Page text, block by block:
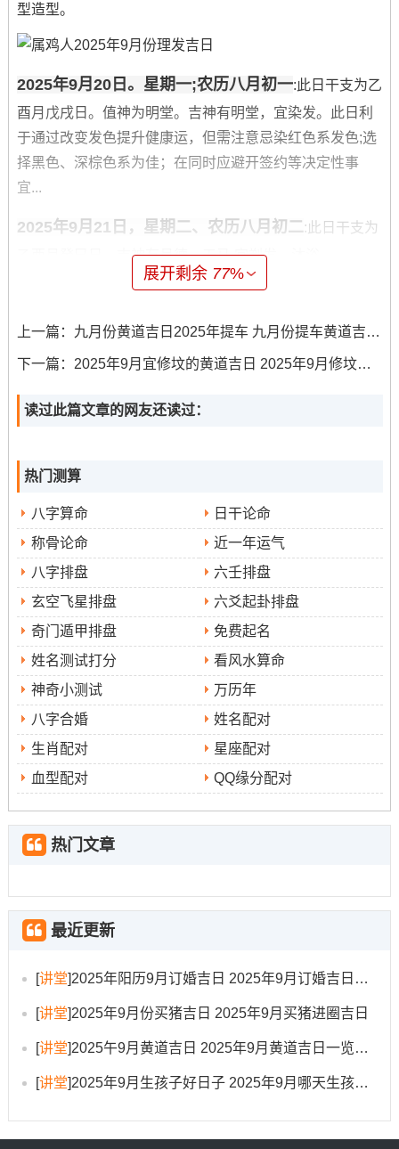
型造型。
2025年9月20日。星期一;农历八月初一:此日干支为乙
酉月戊戌日。值神为明堂。吉神有明堂，宜染发。此日利
于通过改变发色提升健康运，但需注意忌染红色系发色;选
择黑色、深棕色系为佳；在同时应避开签约等决定性事
宜...
2025年9月21日，星期二、农历八月初二:此日干支为
乙酉月癸巳日，吉神有月德、天马,宜剃发、沐浴。
此日天干癸水同的支巳火相生- 理发帮助化解口舌是非;但
2025年9月22日，星期三 农历八月初三：此日干支为
理发、纳财.此日的支未土与酉鸡无冲，适合修剪刘海以提
2025年9月23日，星期四,农历八月初四
但吉日引用自），吉神有三合、不将...此日同样适宜理发.
但需注意秋分节气临近、五行木气死绝~传统认为是“百事
凶”~重大事项需谨慎。
2025年9月29日。星期二、农历八月初八
乙酉月辛丑日。吉神有天恩、圣心，宜剃头、开市。
此日辛金生助酉金~能增强贵人运势；建议选择辰时（上午
7：00-9:00）进行理发以承接吉气.
2025年9月30日,星期三，农历八月初九
乙酉月壬寅日，值神为青龙...吉神有青龙、宝光、宜沐
浴、剃头.
此日寅木与酉金暗合;适合修剪发尾以化解小人但需避开在
理发吉日的选择要点与深层有价值
当选择理发吉日绝非简单的信仰 而是融合了天干的支、五
行生克、神煞值日以及个人命理的多方面考虑？!对于属鸡
行为调节运势显得尤为重要。吉日就像磁场的开关,选对时
机,便能更好的引导天的自然之力、为自身运势铺设坦途！
首要原则是避开冲煞！酉鸡与卯兔相冲，与戌狗相害 -由
日子，合同这些日子相冲的时辰...
展开剩余 77%
上一篇： 九月份黄道吉日2025年提车 九月份提车黄道吉日一览表
下一篇： 2025年9月宜修坟的黄道吉日 2025年9月修坟吉日
读过此篇文章的网友还读过：
热门测算
八字算命
日干论命
称骨论命
近一年运气
八字排盘
六壬排盘
玄空飞星排盘
六爻起卦排盘
奇门遁甲排盘
免费起名
姓名测试打分
看风水算命
神奇小测试
万历年
八字合婚
姓名配对
生肖配对
星座配对
血型配对
QQ缘分配对
热门文章
最近更新
[讲堂]2025年阳历9月订婚吉日 2025年9月订婚吉日有哪几天
[讲堂]2025年9月份买猪吉日 2025年9月买猪进圈吉日
[讲堂]2025午9月黄道吉日 2025年9月黄道吉日一览表大全
[讲堂]2025年9月生孩子好日子 2025年9月哪天生孩子比较好